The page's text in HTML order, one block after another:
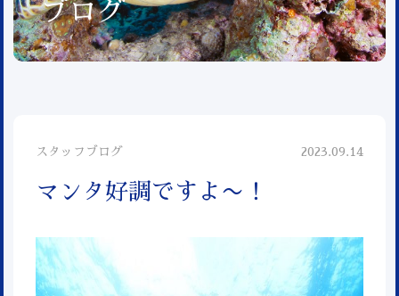
ブログ
スタッフブログ 2023.09.14
マンタ好調ですよ〜！